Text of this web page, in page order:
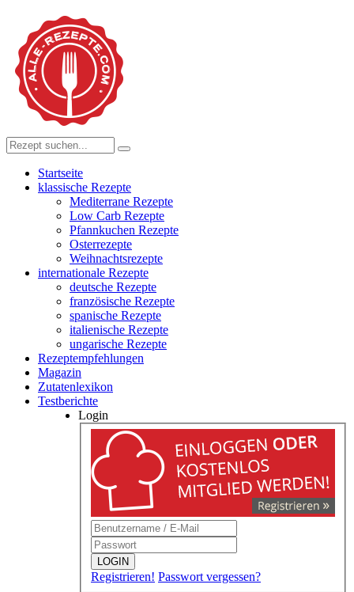
Startseite
klassische Rezepte
Mediterrane Rezepte
Low Carb Rezepte
Pfannkuchen Rezepte
Osterrezepte
Weihnachtsrezepte
internationale Rezepte
deutsche Rezepte
französische Rezepte
spanische Rezepte
italienische Rezepte
ungarische Rezepte
Rezeptempfehlungen
Magazin
Zutatenlexikon
Testberichte
Login
LOGIN
Registrieren! Passwort vergessen?